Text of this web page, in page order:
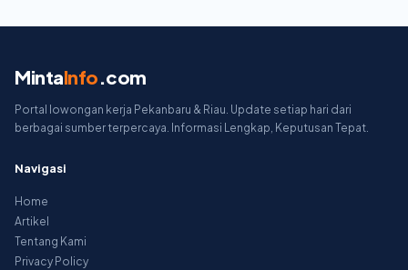
MintaInfo.com
Portal lowongan kerja Pekanbaru & Riau. Update setiap hari dari
berbagai sumber terpercaya. Informasi Lengkap, Keputusan Tepat.
Navigasi
Home
Artikel
Tentang Kami
Privacy Policy